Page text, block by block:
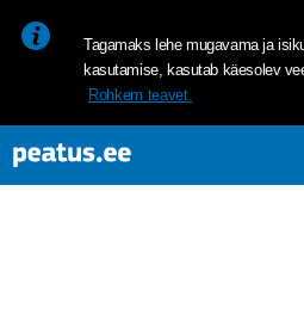
Tagamaks lehe mugavama ja
kasutamise, kasutab käesolev
Rohkem teavet.